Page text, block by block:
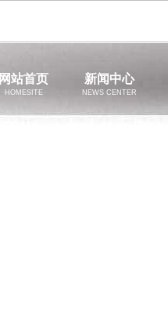
玄幻游戏
网站首页
HOMESITE
新闻中心
NEWS CENTER